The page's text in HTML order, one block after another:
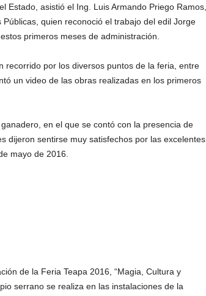
Estado, asistió el Ing. Luis Armando Priego Ramos,
quien reconoció el trabajo del edil Jorge
primeros meses de administración.
recorrido por los diversos puntos de la feria, entre
un video de las obras realizadas en los primeros
en el que se contó con la presencia de
dijeron sentirse muy satisfechos por las excelentes
mayo de 2016.
de la Feria Teapa 2016, “Magia, Cultura y
serrano se realiza en las instalaciones de la